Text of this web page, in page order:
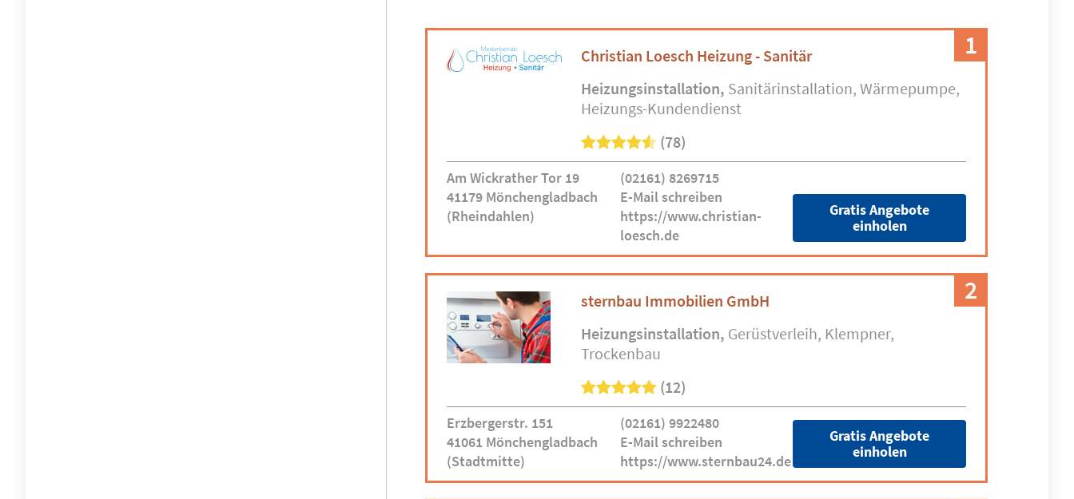
1
Christian Loesch Heizung - Sanitär
Heizungsinstallation Sanitärinstallation Wärmepumpe
Heizungs-Kundendienst
(78)
Am Wickrather Tor 19
41179 Mönchengladbach
(Rheindahlen)
(02161) 8269715
E-Mail schreiben
https://www.christian-
loesch.de
Gratis Angebote
einholen
2
sternbau Immobilien GmbH
Heizungsinstallation Gerüstverleih Klempner
Trockenbau
(12)
Erzbergerstr. 151
41061 Mönchengladbach
(Stadtmitte)
(02161) 9922480
E-Mail schreiben
https://www.sternbau24.de
Gratis Angebote
einholen